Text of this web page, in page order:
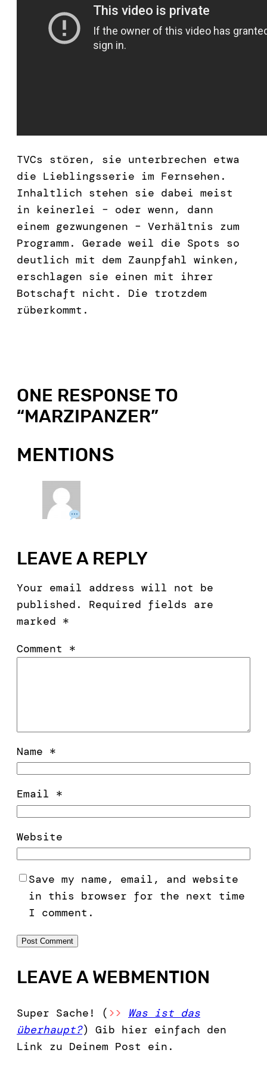
TVCs stören, sie unterbrechen etwa
die Lieblingsserie im Fernsehen.
Inhaltlich stehen sie dabei meist
in keinerlei – oder wenn, dann
einem gezwungenen – Verhältnis zum
Programm. Gerade weil die Spots so
deutlich mit dem Zaunpfahl winken,
erschlagen sie einen mit ihrer
Botschaft nicht. Die trotzdem
rüberkommt.
ONE RESPONSE TO
“MARZIPANZER”
MENTIONS
LEAVE A REPLY
Your email address will not be
published.
Required fields are
marked *
Comment *
Name *
Email *
Website
Save my name, email, and website
in this browser for the next time
I comment.
LEAVE A WEBMENTION
Super Sache! ( >>
Was ist das
überhaupt?) Gib hier einfach den
Link zu Deinem Post ein.